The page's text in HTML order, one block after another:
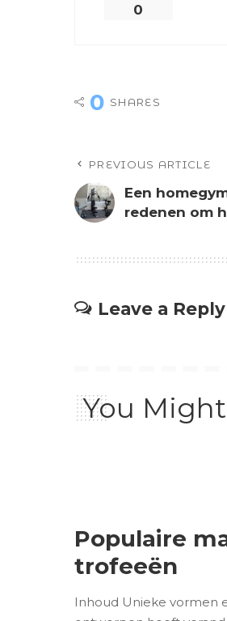
0
0 SHARES
PREVIOUS ARTICLE
Een
redenen om
Leave a Reply
You
Populaire
trofeeën
Inhoud Unieke vormen